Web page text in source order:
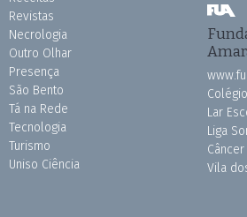
Revistas
Necrologia
Outro Olhar
Presença
São Bento
Tá na Rede
Tecnologia
Turismo
Uniso Ciência
Lar
Liga
Câncer
Vila